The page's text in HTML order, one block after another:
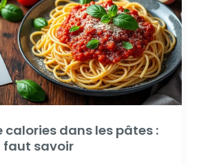
calories dans les pâtes :
faut savoir